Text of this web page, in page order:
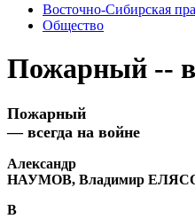
Восточно-Сибирская
Общество
Пожарный --
Пожарный
— всегда на войне
Александр
НАУМОВ, Владимир
В